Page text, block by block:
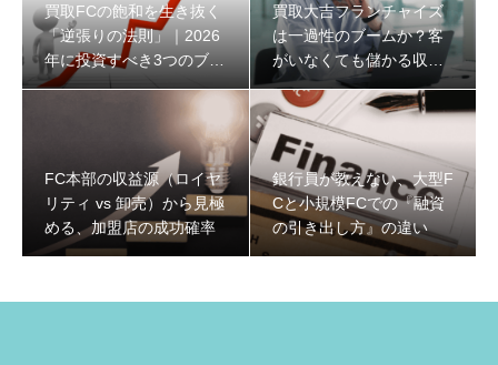
買取FCの飽和を生き抜く
「逆張りの法則」｜2026
年に投資すべき3つのブル
ーオーシャンと収益構造
買取大吉フランチャイズ
は一過性のブームか？客
がいなくても儲かる収益
構造と2026年の生存戦略
FC本部の収益源（ロイヤ
リティ vs 卸売）から見極
める、加盟店の成功確率
銀行員が教えない、大型F
Cと小規模FCでの『融資
の引き出し方』の違い